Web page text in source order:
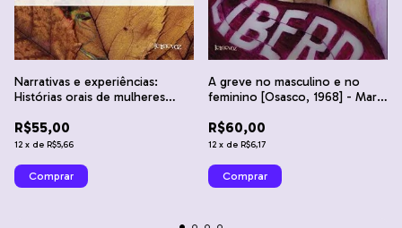
Narrativas e experiências:
Histórias orais de mulheres
R$55,00
12 x de R$5,66
A greve no masculino e no
feminino [Osasco, 1968] - Marta
R$60,00
12 x de R$6,17